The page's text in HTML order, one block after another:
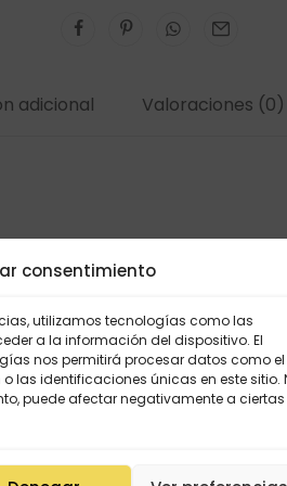
consentimiento
utilizamos tecnologías como las
a la información del dispositivo. El
nos permitirá procesar datos como el
las identificaciones únicas en este sitio.
puede afectar negativamente a ciertas
adicional Valoraciones (0)
tintes i a més plastificats.